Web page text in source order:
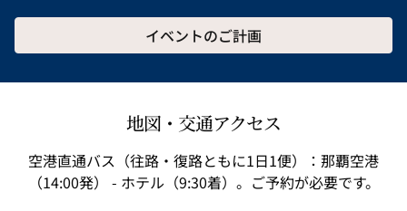
イベントのご計画
地図・交通アクセス
空港直通バス（往路・復路ともに1日1便）：那覇空港
（14:00発） - ホテル（9:30着）。ご予約が必要です。